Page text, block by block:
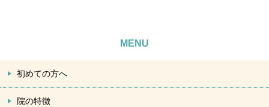
MENU
初めての方へ
院の特徴